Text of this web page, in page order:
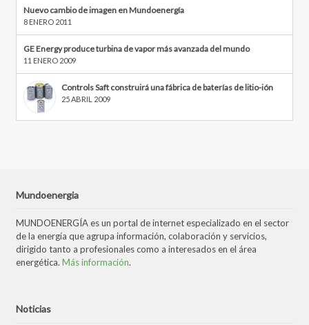
Nuevo cambio de imagen en Mundoenergía
8 ENERO 2011
GE Energy produce turbina de vapor más avanzada del mundo
11 ENERO 2009
Controls Saft construirá una fábrica de baterías de litio-ión
25 ABRIL 2009
Mundoenergia
MUNDOENERGÍA es un portal de internet especializado en el sector
de la energía que agrupa información, colaboración y servicios,
dirigido tanto a profesionales como a interesados en el área
energética. Más información.
Noticias